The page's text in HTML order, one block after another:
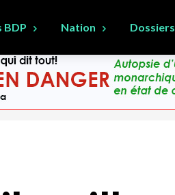
BDP Nation Dossiers